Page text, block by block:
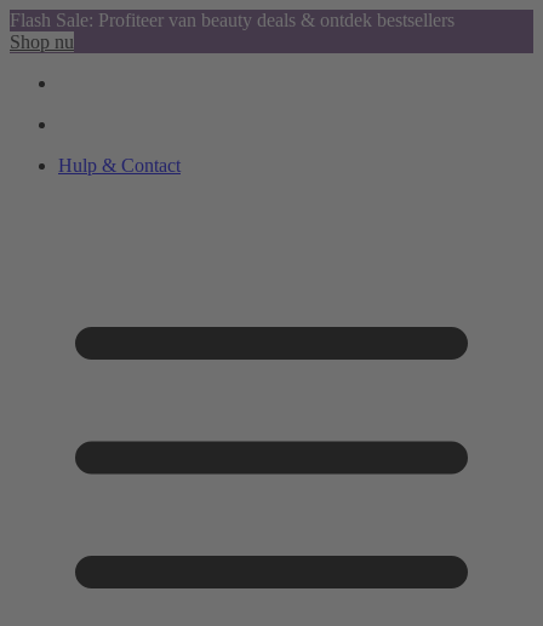
Flash Sale: Profiteer van beauty deals & ontdek bestsellers
Shop nu
Hulp & Contact